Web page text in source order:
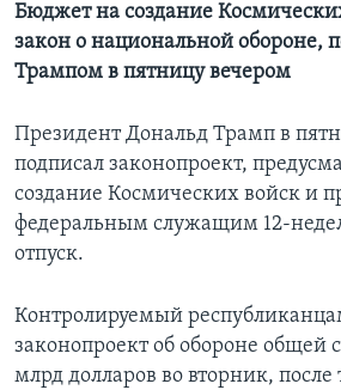
Языки
Бюджет на создание
закон о национальной обороне,
Трампом в пятницу вечером
Президент Дональд Трамп в
подписал законопроект,
создание Космических войск и
федеральным служащим 12-
отпуск.
Контролируемый
законопроект об обороне общей
млрд долларов во вторник, после